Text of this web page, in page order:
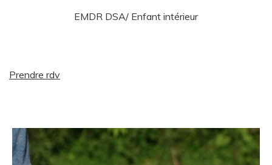
EMDR DSA/ Enfant intérieur
Prendre rdv